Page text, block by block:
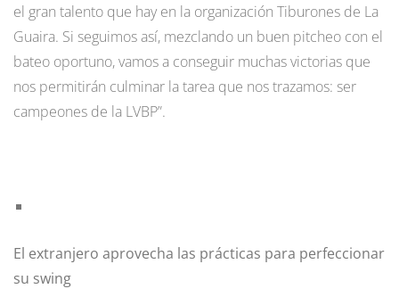
el gran talento que hay en la organización Tiburones de La
Guaira. Si seguimos así, mezclando un buen pitcheo con el
bateo oportuno, vamos a conseguir muchas victorias que
nos permitirán culminar la tarea que nos trazamos: ser
campeones de la LVBP”.
El extranjero aprovecha las prácticas para perfeccionar
su swing